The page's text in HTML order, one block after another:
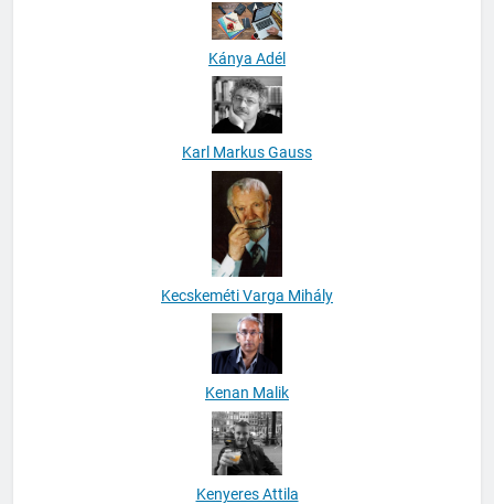
Kánya Adél
Karl Markus Gauss
Kecskeméti Varga Mihály
Kenan Malik
Kenyeres Attila